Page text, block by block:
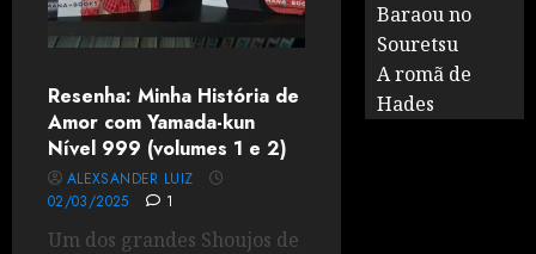
Resenha: Minha História de
Amor com Yamada-kun
Nível 999 (volumes 1 e 2)
ALEXSANDER LUIZ
02/03/2025
1
Um dos grandes Shoujos de
Baraou no
Souretsu
A romã de
Hades